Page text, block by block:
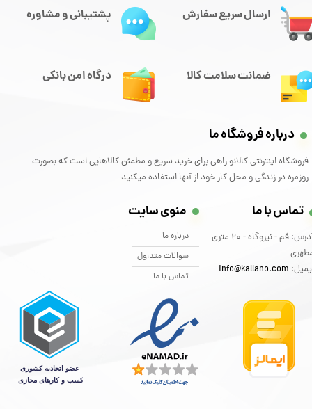
ارسال سریع سفارش
درگاه امن بانکی
پشتیبانی و مشاوره
ضمانت سلامت کالا
درباره فروشگاه ما
فروشگاه اینترنتی کالانو راهی برای خرید سریع و مطمئن کالاهایی است که بصورت
روزمره در زندگی و محل کار خود از آنها استفاده میکنید
تماس با ما
آدرس: قم - نیروگاه - 20 متری
info@kallano.com​​​​​​​
منوی سایت
درباره ما
سوالات متداول
تماس با ما